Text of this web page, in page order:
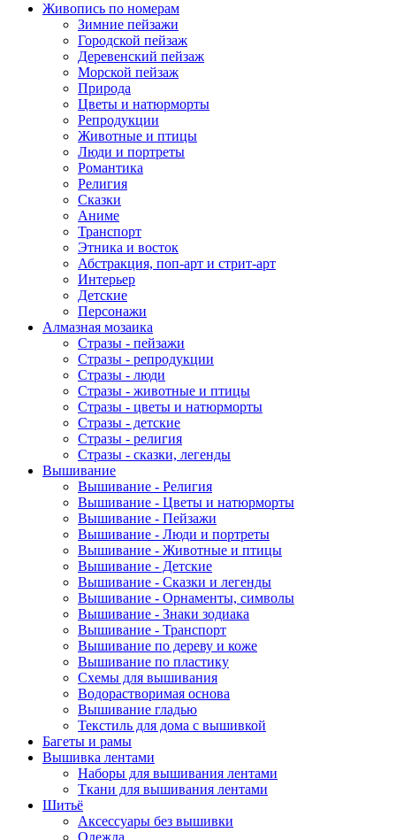
Живопись по номерам
Зимние пейзажи
Городской пейзаж
Деревенский пейзаж
Морской пейзаж
Природа
Цветы и натюрморты
Репродукции
Животные и птицы
Люди и портреты
Романтика
Религия
Сказки
Аниме
Транспорт
Этника и восток
Абстракция, поп-арт и стрит-арт
Интерьер
Детские
Персонажи
Алмазная мозаика
Стразы - пейзажи
Стразы - репродукции
Стразы - люди
Стразы - животные и птицы
Стразы - цветы и натюрморты
Стразы - детские
Стразы - религия
Стразы - сказки, легенды
Вышивание
Вышивание - Религия
Вышивание - Цветы и натюрморты
Вышивание - Пейзажи
Вышивание - Люди и портреты
Вышивание - Животные и птицы
Вышивание - Детские
Вышивание - Сказки и легенды
Вышивание - Орнаменты, символы
Вышивание - Знаки зодиака
Вышивание - Транспорт
Вышивание по дереву и коже
Вышивание по пластику
Схемы для вышивания
Водорастворимая основа
Вышивание гладью
Текстиль для дома с вышивкой
Багеты и рамы
Вышивка лентами
Наборы для вышивания лентами
Ткани для вышивания лентами
Шитьё
Аксессуары без вышивки